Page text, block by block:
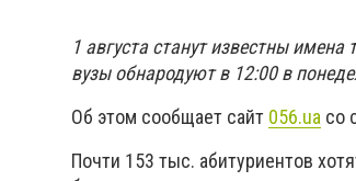
1 августа станут известны
вузы обнародуют в 12:00 в
Об этом сообщает сайт 056.ua со
Почти 153 тыс. абитуриентов